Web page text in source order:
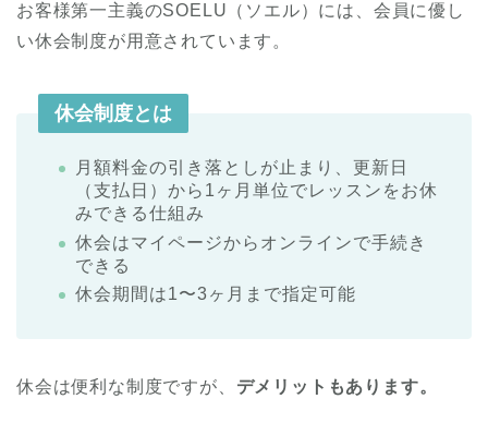
お客様第一主義のSOELU（ソエル）には、会員に優し
い休会制度が用意されています。
休会制度とは
月額料金の引き落としが止まり、更新日
（支払日）から1ヶ月単位でレッスンをお休
みできる仕組み
休会はマイページからオンラインで手続き
できる
休会期間は1〜3ヶ月まで指定可能
休会は便利な制度ですが、 デメリットもあります。